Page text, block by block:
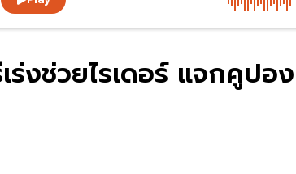
ร่งช่วยไรเดอร์ แจกคูป